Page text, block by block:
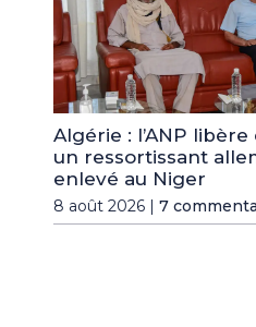
Algérie : l’ANP
un ressortissant
enlevé au Niger
8 août 2026 | 7